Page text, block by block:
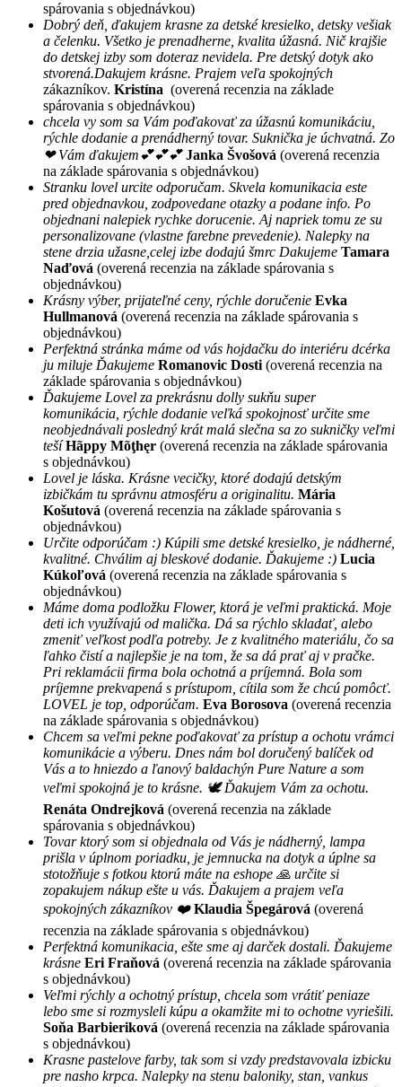
spárovania s objednávkou)
Dobrý deň, ďakujem krasne za detské kresielko, detsky vešiak
a čelenku. Všetko je prenadherne, kvalita úžasná. Nič krajšie
do detskej izby som doteraz nevidela. Pre detský dotyk ako
stvorená.Dakujem krásne. Prajem veľa spokojných
zákazníkov. Kristína (overená recenzia na základe
spárovania s objednávkou)
chcela vy som sa Vám poďakovať za úžasnú komunikáciu,
rýchle dodanie a prenádherný tovar. Suknička je úchvatná. Zo
❤ Vám ďakujem💕💕💕 Janka Švošová (overená recenzia
na základe spárovania s objednávkou)
Stranku lovel urcite odporučam. Skvela komunikacia este
pred objednavkou, zodpovedane otazky a podane info. Po
objednani nalepiek rychke dorucenie. Aj napriek tomu ze su
personalizovane (vlastne farebne prevedenie). Nalepky na
stene drzia užasne,celej izbe dodajú šmrc Dakujeme Tamara
Naďová (overená recenzia na základe spárovania s
objednávkou)
Krásny výber, prijateľné ceny, rýchle doručenie Evka
Hullmanová (overená recenzia na základe spárovania s
objednávkou)
Perfektná stránka máme od vás hojdačku do interiéru dcérka
ju miluje Ďakujeme Romanovic Dosti (overená recenzia na
základe spárovania s objednávkou)
Ďakujeme Lovel za prekrásnu dolly sukňu super
komunikácia, rýchle dodanie veľká spokojnosť určite sme
neobjednávali posledný krát malá slečna sa zo sukničky veľmi
tešíHãppy Mõţhęr (overená recenzia na základe spárovania
s objednávkou)
Lovel je láska. Krásne vecičky, ktoré dodajú detským
izbičkám tu správnu atmosféru a originalitu. Mária
Košutová (overená recenzia na základe spárovania s
objednávkou)
Určite odporúčam :) Kúpili sme detské kresielko, je nádherné,
kvalitné. Chválim aj bleskové dodanie. Ďakujeme :) Lucia
Kúkoľová (overená recenzia na základe spárovania s
objednávkou)
Máme doma podložku Flower, ktorá je veľmi praktická. Moje
deti ich využívajú od malička. Dá sa rýchlo skladať, alebo
zmeniť veľkost podľa potreby. Je z kvalitného materiálu, čo sa
ľahko čistí a najlepšie je na tom, že sa dá prať aj v pračke.
Pri reklamácii firma bola ochotná a príjemná. Bola som
príjemne prekvapená s prístupom, cítila som že chcú pomôcť.
LOVEL je top, odporúčam. Eva Borosova (overená recenzia
na základe spárovania s objednávkou)
Chcem sa veľmi pekne poďakovať za prístup a ochotu vrámci
komunikácie a výberu. Dnes nám bol doručený balíček od
Vás a to hniezdo a ľanový baldachýn Pure Nature a som
veľmi spokojná je to krásne. 🕊 Ďakujem Vám za ochotu.
Renáta Ondrejková (overená recenzia na základe
spárovania s objednávkou)
Tovar ktorý som si objednala od Vás je nádherný, lampa
prišla v úplnom poriadku, je jemnucka na dotyk a úplne sa
stotožňuje s fotkou ktorú máte na eshope 🙏 určite si
zopakujem nákup ešte u vás. Ďakujem a prajem veľa
spokojných zákazníkov ❤️ Klaudia Špegárová (overená
recenzia na základe spárovania s objednávkou)
Perfektná komunikacia, ešte sme aj darček dostali. Ďakujeme
krásne Eri Fraňová (overená recenzia na základe spárovania
s objednávkou)
Veľmi rýchly a ochotný prístup, chcela som vrátiť peniaze
lebo sme si rozmysleli kúpu a okamžite mi to ochotne vyriešili.
Soňa Barbieriková (overená recenzia na základe spárovania
s objednávkou)
Krasne pastelove farby, tak som si vzdy predstavovala izbicku
pre nasho krpca. Nalepky na stenu baloniky, stan, vankus